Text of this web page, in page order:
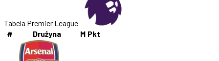
Tabela Premier League
#
Drużyna M Pkt